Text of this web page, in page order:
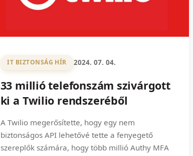
IT BIZTONSÁG HÍR 2024. 07. 04.
33 millió telefonszám szivárgott
ki a Twilio rendszeréből
A Twilio megerősítette, hogy egy nem
biztonságos API lehetővé tette a fenyegető
szereplők számára, hogy több millió Authy MFA